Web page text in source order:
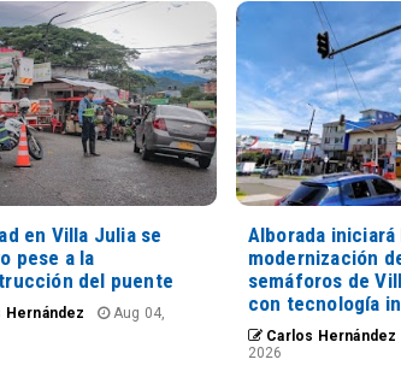
en Villa Julia se
pese a la
del puente
Hernández
Aug 04,
Alborada iniciará
modernización
semáforos de
con tecnología
Carlos Hernández
2026